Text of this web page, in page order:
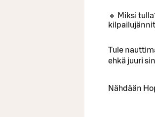
🔸 Miksi
Tule
ehkä juuri
Nähdään